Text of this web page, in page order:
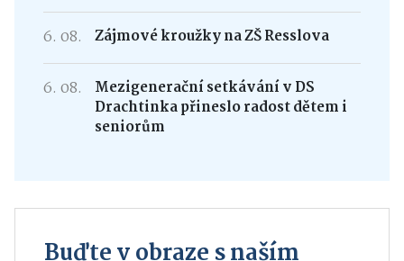
6. 08. Zájmové kroužky na ZŠ Resslova
6. 08.
Mezigenerační setkávání v DS
Drachtinka přineslo radost dětem i
seniorům